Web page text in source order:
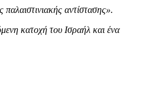
αντίστασης».
κατοχή του Ισραήλ και ένα